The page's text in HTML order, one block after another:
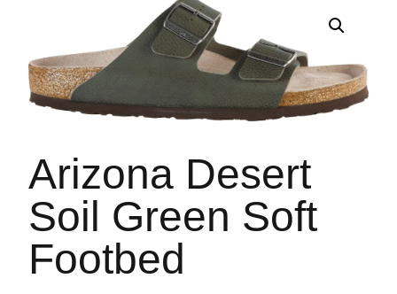
Arizona Desert
Soil Green Soft
Footbed